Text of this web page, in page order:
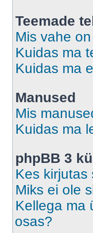
Teemade
Mis vahe
Kuidas ma
Kuidas ma
Manused
Mis
Kuidas ma
phpBB 3
Kes kirjutas
Miks ei ole
Kellega ma
osas?